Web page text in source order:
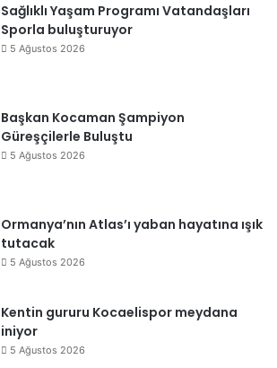
Sağlıklı Yaşam Programı Vatandaşları
Sporla buluşturuyor
5 Ağustos 2026
Başkan Kocaman Şampiyon
Güreşçilerle Buluştu
5 Ağustos 2026
Ormanya’nın Atlas’ı yaban hayatına ışık
tutacak
5 Ağustos 2026
Kentin gururu Kocaelispor meydana
iniyor
5 Ağustos 2026